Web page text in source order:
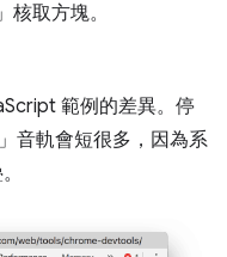
核取方塊。
範例的差異。停
音軌會短很多，因為系